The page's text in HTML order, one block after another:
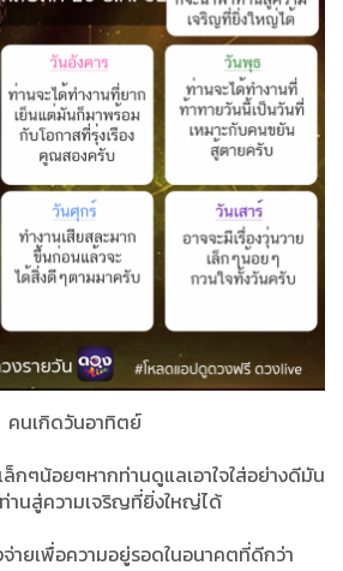
คนเกิดวันอาทิตย์
ล็กๆน้อยๆหากท่านดูแลเอาใจใส่อย่างดีมัน
านสู่ความเจริญที่ยิ่งใหญ่ได้
จ่ายเพื่อความอยู่รอดในอนาคตที่ดีกว่า